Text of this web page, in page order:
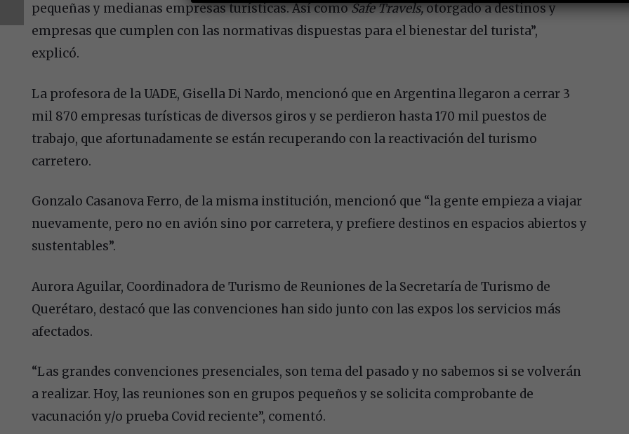
pequeñas y medianas empresas turísticas. Así comoSafe Travels,otorgado a destinos y
empresas que cumplen con las normativas dispuestas para el bienestar del turista”,
explicó.
La profesora de la UADE, Gisella Di Nardo, mencionó que en Argentina llegaron a cerrar 3
mil 870 empresas turísticas de diversos giros y se perdieron hasta 170 mil puestos de
trabajo, que afortunadamente se están recuperando con la reactivación del turismo
carretero.
Gonzalo Casanova Ferro, de la misma institución, mencionó que “la gente empieza a viajar
nuevamente, pero no en avión sino por carretera, y prefiere destinos en espacios abiertos y
sustentables”.
Aurora Aguilar, Coordinadora de Turismo de Reuniones de la Secretaría de Turismo de
Querétaro, destacó que las convenciones han sido junto con las expos los servicios más
afectados.
“Las grandes convenciones presenciales, son tema del pasado y no sabemos si se volverán
a realizar. Hoy, las reuniones son en grupos pequeños y se solicita comprobante de
vacunación y/o prueba Covid reciente”, comentó.